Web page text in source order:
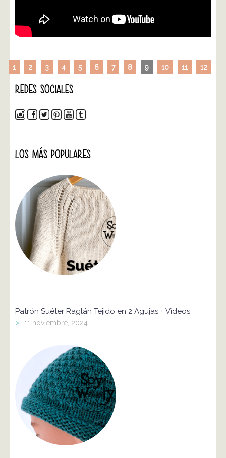
1 2 3 4 5 6 7 8 9 10 11 12
REDES SOCIALES
LOS MÁS POPULARES
Patrón Suéter Raglán Tejido en 2 Agujas + Vídeos
> 11 noviembre, 2024